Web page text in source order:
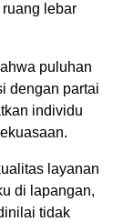
lebar
puluhan
dengan partai
individu
layanan
di lapangan,
tidak